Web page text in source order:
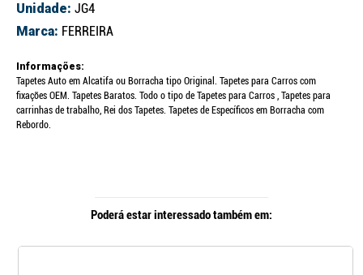
Unidade: JG4
Marca: FERREIRA
Informações:
Tapetes Auto em Alcatifa ou Borracha tipo Original. Tapetes para Carros com
fixações OEM. Tapetes Baratos. Todo o tipo de Tapetes para Carros , Tapetes para
carrinhas de trabalho, Rei dos Tapetes. Tapetes de Específicos em Borracha com
Rebordo.
Poderá estar interessado também em: